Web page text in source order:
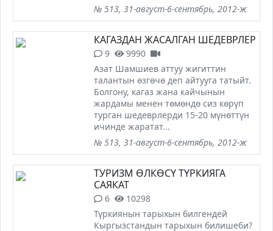
№ 513, 31-август-6-сентябрь, 2012-ж
КАГАЗДАН ЖАСАЛГАН ШЕДЕВРЛЕР
9
9990
Азат Шамшиев аттуу жигиттин
талантын өзгөчө деп айтууга татыйт.
Болгону, кагаз жана кайчынын
жардамы менен төмөндө сиз көрүп
турган шедеврлерди 15-20 мүнөттүн
ичинде жаратат...
№ 513, 31-август-6-сентябрь, 2012-ж
ТУРИЗМ ӨЛКӨСҮ ТҮРКИЯГА
САЯКАТ
6
10298
Түркиянын тарыхын билгендей
Кыргызстандын тарыхын билишеби?